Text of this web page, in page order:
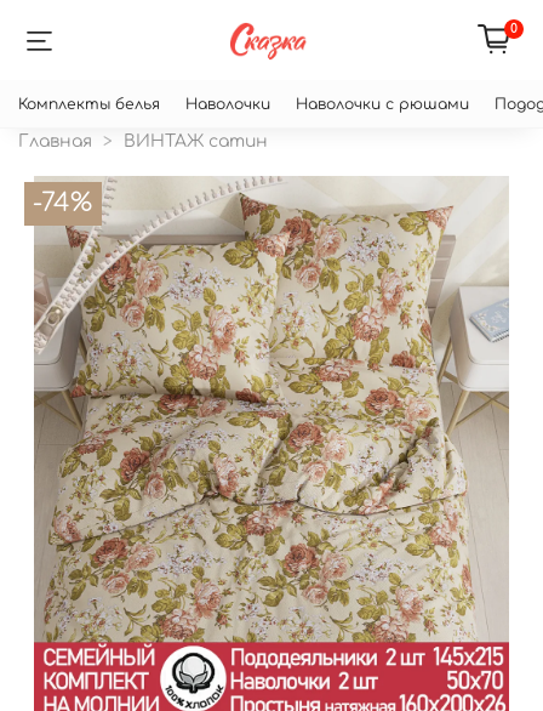
0
Комплекты белья Наволочки Наволочки с рюшами
Главная ВИНТАЖ сатин
-74%